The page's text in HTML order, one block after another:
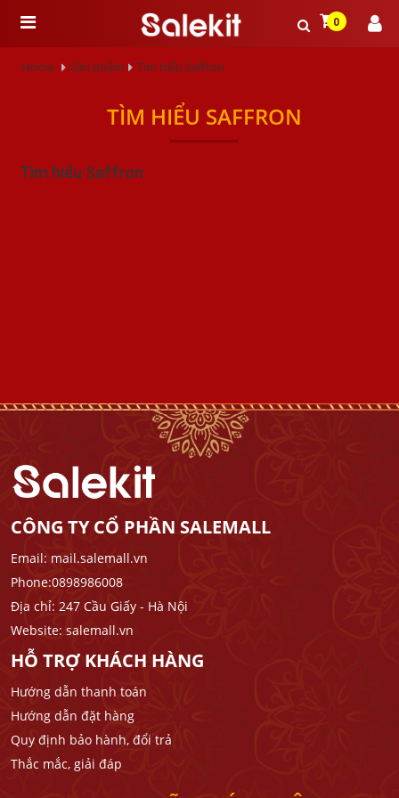
0
Home Sản phẩm Tìm hiểu Saffron
TÌM HIỂU SAFFRON
Tìm hiểu Saffron
CÔNG TY CỔ PHẦN SALEMALL
Email: mail.salemall.vn
Phone:0898986008
Địa chỉ: 247 Cầu Giấy - Hà Nội
Website: salemall.vn
HỖ TRỢ KHÁCH HÀNG
Hướng dẫn thanh toán
Hướng dẫn đặt hàng
Quy định bảo hành, đổi trả
Thắc mắc, giải đáp